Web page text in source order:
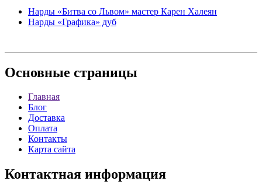
Нарды «Битва со Львом» мастер Карен Халеян
Нарды «Графика» дуб
Основные страницы
Главная
Блог
Доставка
Оплата
Контакты
Карта сайта
Контактная информация